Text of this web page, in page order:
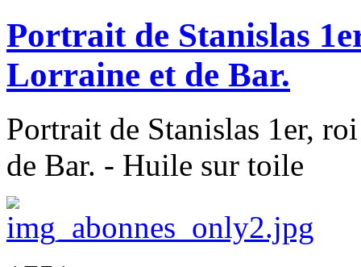
Portrait de Stanislas
Lorraine et de Bar.
Portrait de Stanislas 1er,
de Bar. - Huile sur toile